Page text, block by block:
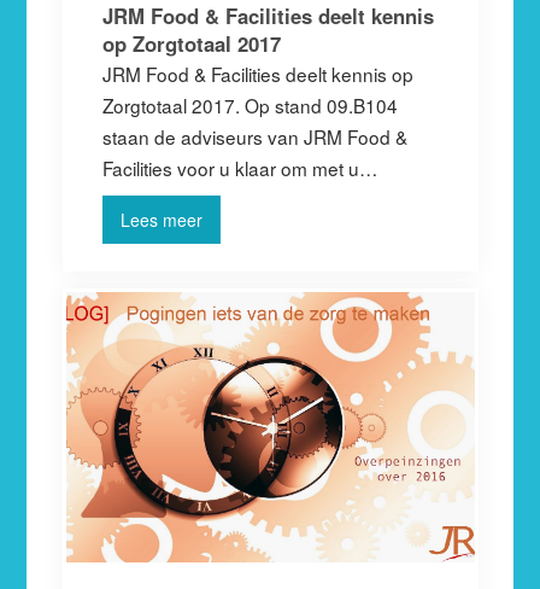
JRM Food & Facilities deelt kennis
op Zorgtotaal 2017
JRM Food & Facilities deelt kennis op
Zorgtotaal 2017. Op stand 09.B104
staan de adviseurs van JRM Food &
Facilities voor u klaar om met u…
Lees meer